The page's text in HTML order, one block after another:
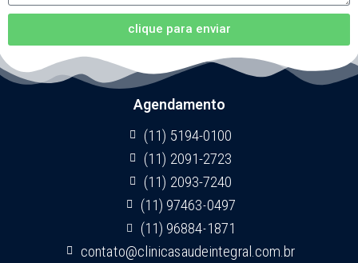
clique para enviar
Agendamento
(11) 5194-0100
(11) 2091-2723
(11) 2093-7240
(11) 97463-0497
(11) 96884-1871
contato@clinicasaudeintegral.com.br